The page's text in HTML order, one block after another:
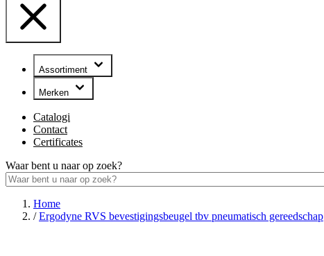
Assortiment
Merken
Catalogi
Contact
Certificates
Waar bent u naar op zoek?
Home
/ Ergodyne RVS bevestigingsbeugel tbv pneumatisch gereedschap